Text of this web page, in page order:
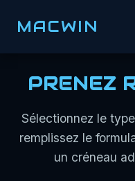
MACWIN
PRENEZ
Sélectionnez le
remplissez le
un créneau